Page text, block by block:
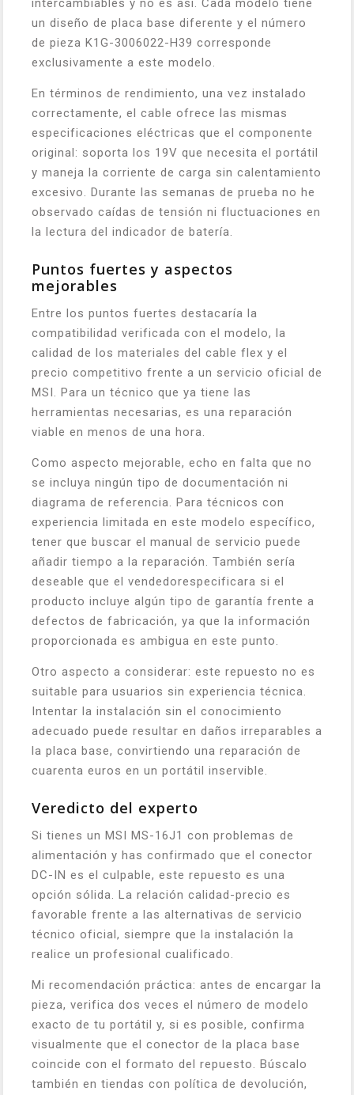
un diseño de placa base diferente y el número
de pieza K1G-3006022-H39 corresponde
exclusivamente a este modelo.
En términos de rendimiento, una vez instalado
correctamente, el cable ofrece las mismas
especificaciones eléctricas que el componente
original: soporta los 19V que necesita el portátil
y maneja la corriente de carga sin calentamiento
excesivo. Durante las semanas de prueba no he
observado caídas de tensión ni fluctuaciones en
la lectura del indicador de batería.
Puntos fuertes y aspectos
mejorables
Entre los puntos fuertes destacaría la
compatibilidad verificada con el modelo, la
calidad de los materiales del cable flex y el
precio competitivo frente a un servicio oficial de
MSI. Para un técnico que ya tiene las
herramientas necesarias, es una reparación
viable en menos de una hora.
Como aspecto mejorable, echo en falta que no
se incluya ningún tipo de documentación ni
diagrama de referencia. Para técnicos con
experiencia limitada en este modelo específico,
tener que buscar el manual de servicio puede
añadir tiempo a la reparación. También sería
deseable que el vendedorespecificara si el
producto incluye algún tipo de garantía frente a
defectos de fabricación, ya que la información
proporcionada es ambigua en este punto.
Otro aspecto a considerar: este repuesto no es
suitable para usuarios sin experiencia técnica.
Intentar la instalación sin el conocimiento
adecuado puede resultar en daños irreparables a
la placa base, convirtiendo una reparación de
cuarenta euros en un portátil inservible.
Veredicto del experto
Si tienes un MSI MS-16J1 con problemas de
alimentación y has confirmado que el conector
DC-IN es el culpable, este repuesto es una
opción sólida. La relación calidad-precio es
favorable frente a las alternativas de servicio
técnico oficial, siempre que la instalación la
realice un profesional cualificado.
Mi recomendación práctica: antes de encargar la
pieza, verifica dos veces el número de modelo
exacto de tu portátil y, si es posible, confirma
visualmente que el conector de la placa base
coincide con el formato del repuesto. Búscalo
también en tiendas con política de devolución,